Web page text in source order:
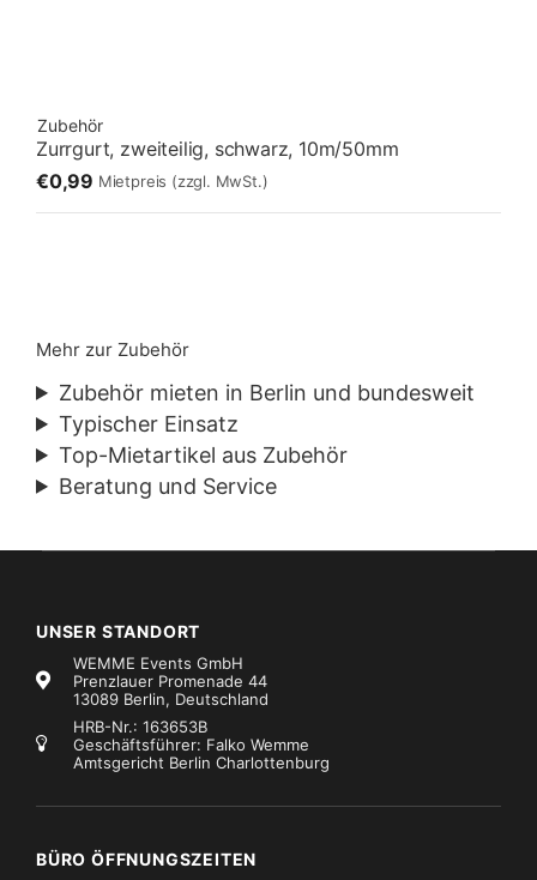
Zubehör
Zurrgurt, zweiteilig, schwarz, 10m/50mm
€0,99 Mietpreis (zzgl. MwSt.)
Mehr zur Zubehör
Zubehör mieten in Berlin und bundesweit
Typischer Einsatz
Top-Mietartikel aus Zubehör
Beratung und Service
UNSER STANDORT
WEMME Events GmbH
Prenzlauer Promenade 44
13089 Berlin, Deutschland
HRB-Nr.: 163653B
Geschäftsführer: Falko Wemme
Amtsgericht Berlin Charlottenburg
BÜRO ÖFFNUNGSZEITEN